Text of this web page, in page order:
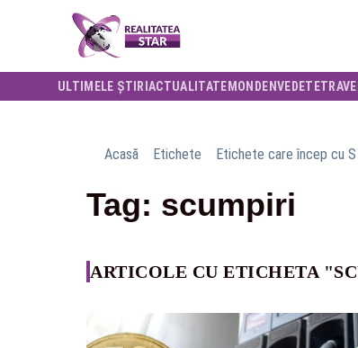
ULTIMELE ȘTIRI ACTUALITATE MONDENVEDETE
Acasă Etichete Etichete care încep cu S
Tag: scumpiri
ARTICOLE CU ETICHETA